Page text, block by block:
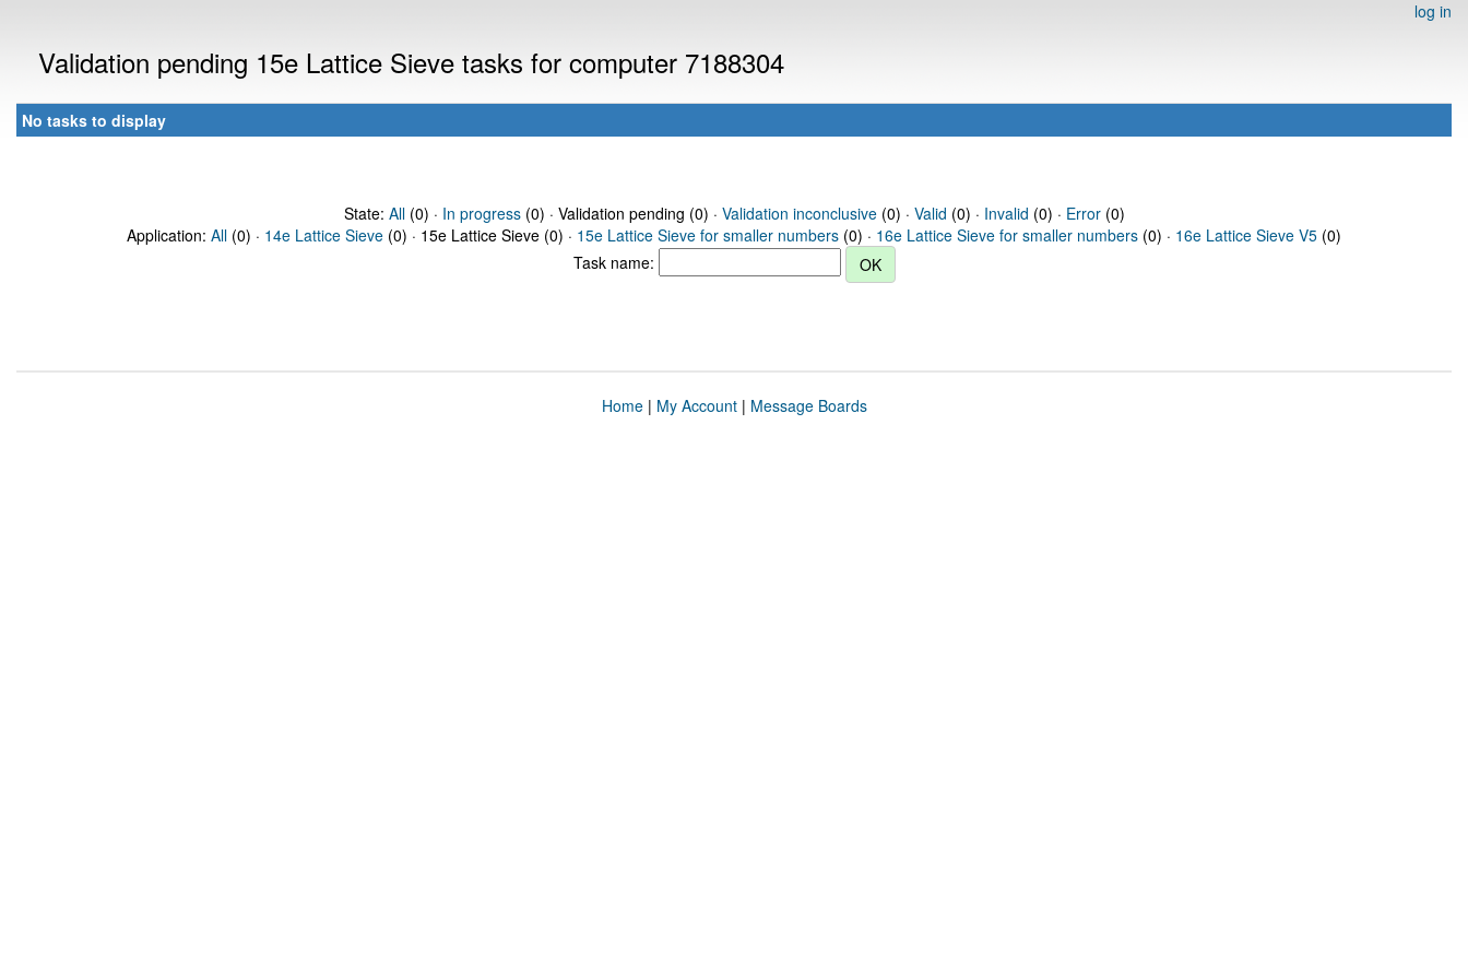
log in
Validation pending 15e Lattice Sieve tasks for computer 7188304
No tasks to display
State: All(0) · In progress(0) · Validation pending (0) · Validation inconclusive(0) · Valid (0) · Invalid (0) · Error(0)
Application: All (0) · 14e Lattice Sieve (0) · 15e Lattice Sieve (0) · 15e Lattice Sieve for smaller numbers (0) · 16e Lattice Sieve for smaller numbers (0) · 16e Lattice Sieve V5 (0)
Task name:
Home| My Account| Message Boards